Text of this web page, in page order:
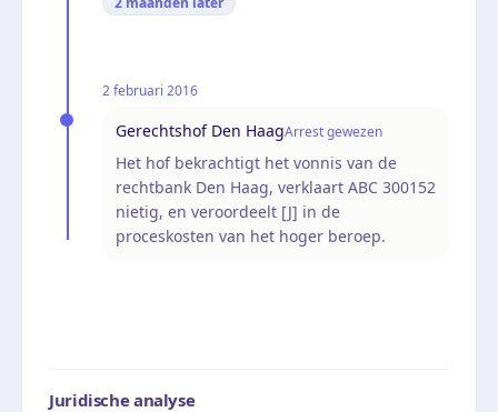
2 februari 2016
Gerechtshof Den HaagArrest gewezen
Het hof bekrachtigt het vonnis van de
rechtbank Den Haag, verklaart ABC 300152
nietig, en veroordeelt [J] in de
proceskosten van het hoger beroep.
Juridische analyse